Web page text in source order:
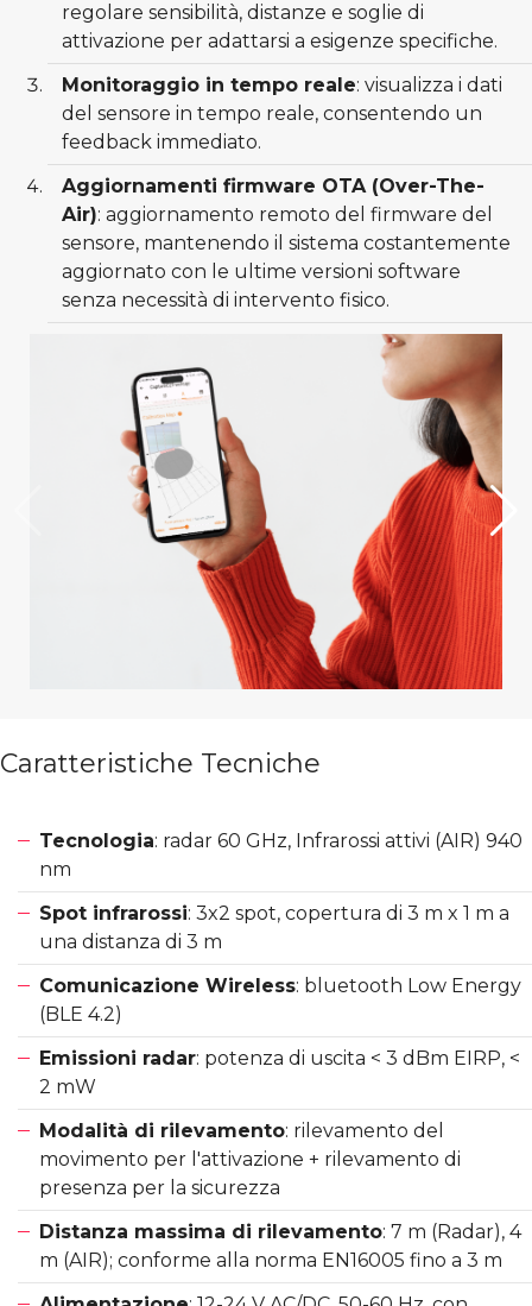
regolare sensibilità, distanze e soglie di
attivazione per adattarsi a esigenze specifiche.
Monitoraggio in tempo reale: visualizza i dati
del sensore in tempo reale, consentendo un
feedback immediato.
Aggiornamenti firmware OTA (Over-The-
Air): aggiornamento remoto del firmware del
sensore, mantenendo il sistema costantemente
aggiornato con le ultime versioni software
senza necessità di intervento fisico.
Caratteristiche Tecniche
Tecnologia: radar 60 GHz, Infrarossi attivi (AIR) 940
nm
Spot infrarossi: 3x2 spot, copertura di 3 m x 1 m a
una distanza di 3 m
Comunicazione Wireless: bluetooth Low Energy
(BLE 4.2)
Emissioni radar: potenza di uscita < 3 dBm EIRP, <
2 mW
Modalità di rilevamento: rilevamento del
movimento per l'attivazione + rilevamento di
presenza per la sicurezza
Distanza massima di rilevamento: 7 m (Radar), 4
m (AIR); conforme alla norma EN16005 fino a 3 m